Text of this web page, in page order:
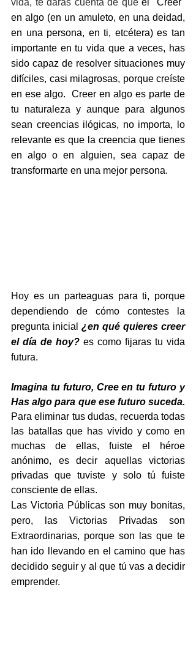
vida, te darás cuenta de que el "Creer"
en algo (en un amuleto, en una deidad,
en una persona, en ti, etcétera) es tan
importante en tu vida que a veces, has
sido capaz de resolver situaciones muy
difíciles, casi milagrosas, porque creíste
en ese algo.  Creer en algo es parte de
tu naturaleza y aunque para algunos
sean creencias ilógicas, no importa, lo
relevante es que la creencia que tienes
en algo o en alguien, sea capaz de
transformarte en una mejor persona.
Hoy es un parteaguas para ti, porque
dependiendo de cómo contestes la
pregunta inicial ¿en qué quieres creer
el día de hoy? es como fijaras tu vida
futura.
Imagina tu futuro, Cree en tu futuro y
Has algo para que ese futuro suceda.
Para eliminar tus dudas, recuerda todas
las batallas que has vivido y como en
muchas de ellas, fuiste el héroe
anónimo, es decir aquellas victorias
privadas que tuviste y solo tú fuiste
consciente de ellas.
Las Victoria Públicas son muy bonitas,
pero, las Victorias Privadas son
Extraordinarias, porque son las que te
han ido llevando en el camino que has
decidido seguir y al que tú vas a decidir
emprender.